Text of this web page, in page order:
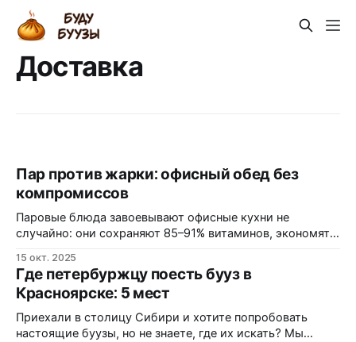
Доставка
Пар против жарки: офисный обед без
компромиссов
Паровые блюда завоевывают офисные кухни не
случайно: они сохраняют 85–91% витаминов, экономят
после ланча. Разберем, почему компании переходят на
паровое меню и как это влияет на продуктивность
команд. Офисный обед: лотерея или гарантия? Знакома
ли вам ситуация, когда заказываете «здоровый обед», а
15 окт. 2025
Где петербуржцу поесть бууз в
Красноярске: 5 мест
Приехали в столицу Сибири и хотите попробовать
настоящие буузы, но не знаете, где их искать? Мы